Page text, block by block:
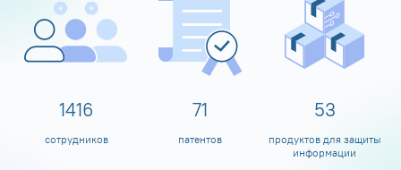
1597
сотрудников
80
патентов
60
продуктов для защиты
информации